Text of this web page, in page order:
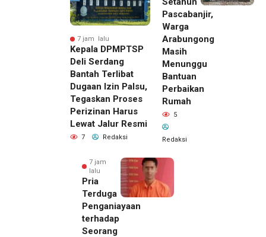
7 jam lalu
Kepala DPMPTSP
Deli Serdang
Bantah Terlibat
Dugaan Izin Palsu,
Tegaskan Proses
Perizinan Harus
Lewat Jalur Resmi
7 Redaksi
Pascabanjir,
Warga
Arabungong
Masih
Menunggu
Bantuan
Perbaikan
Rumah
5
Redaksi
7 jam
lalu
Pria
Terduga
Penganiayaan
terhadap
Seorang